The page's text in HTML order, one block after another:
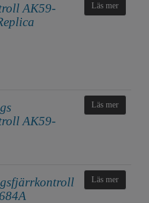
AK59-
Läs mer
AK59-
Läs mer
Läs mer